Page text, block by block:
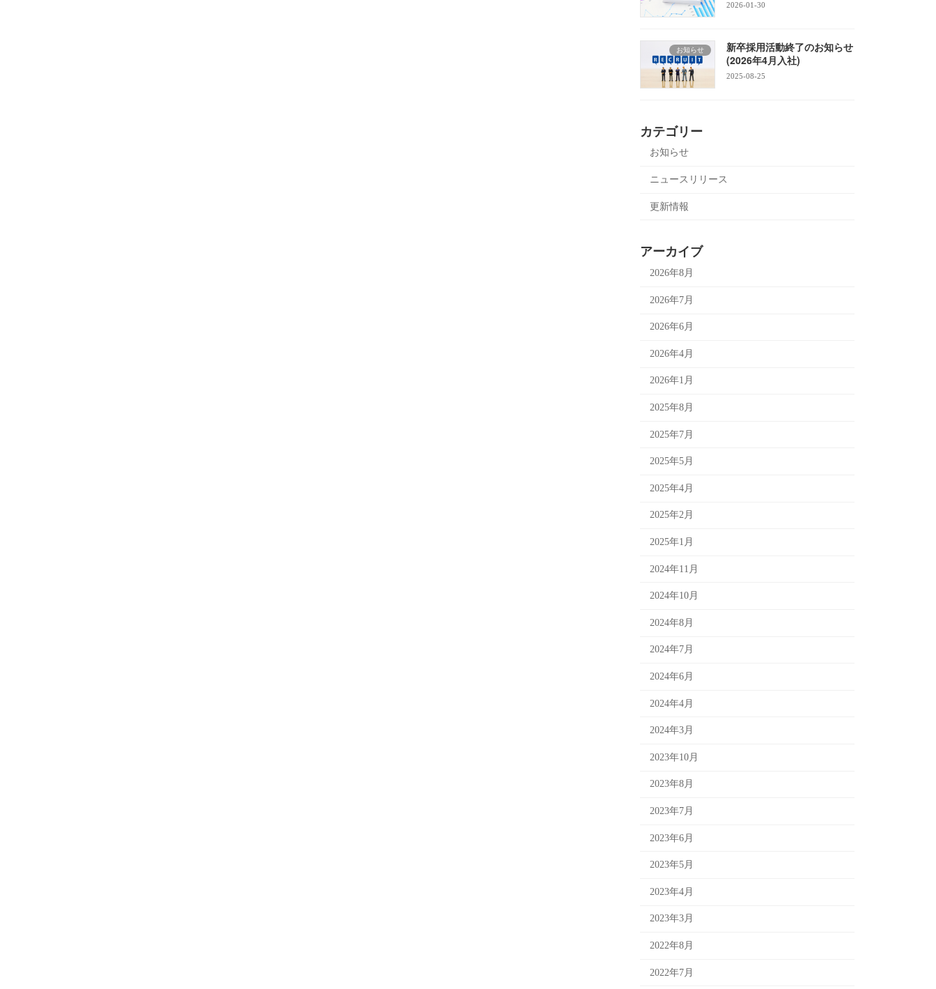
2026-01-30
お知らせ
新卒採用活動終了のお知らせ
(2026年4月入社)
2025-08-25
カテゴリー
お知らせ
ニュースリリース
更新情報
アーカイブ
2026年8月
2026年7月
2026年6月
2026年4月
2026年1月
2025年8月
2025年7月
2025年5月
2025年4月
2025年2月
2025年1月
2024年11月
2024年10月
2024年8月
2024年7月
2024年6月
2024年4月
2024年3月
2023年10月
2023年8月
2023年7月
2023年6月
2023年5月
2023年4月
2023年3月
2022年8月
2022年7月